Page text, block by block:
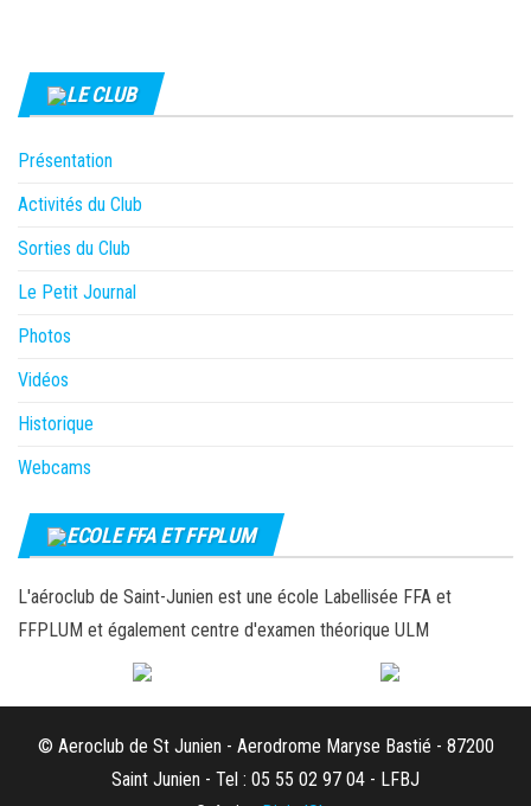
LE CLUB
Présentation
Activités du Club
Sorties du Club
Le Petit Journal
Photos
Vidéos
Historique
Webcams
ECOLE FFA ET FFPLUM
L'aéroclub de Saint-Junien est une école Labellisée FFA et
FFPLUM et également centre d'examen théorique ULM
© Aeroclub de St Junien - Aerodrome Maryse Bastié - 87200
Saint Junien - Tel : 05 55 02 97 04 - LFBJ